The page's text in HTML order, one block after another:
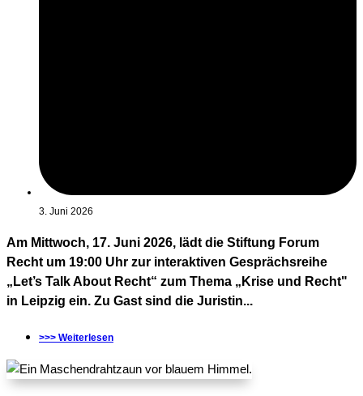
3. Juni 2026
Am Mittwoch, 17. Juni 2026, lädt die Stiftung Forum
Recht um 19:00 Uhr zur interaktiven Gesprächsreihe
„Let’s Talk About Recht“ zum Thema „Krise und Recht"
in Leipzig ein. Zu Gast sind die Juristin...
>>> Weiterlesen